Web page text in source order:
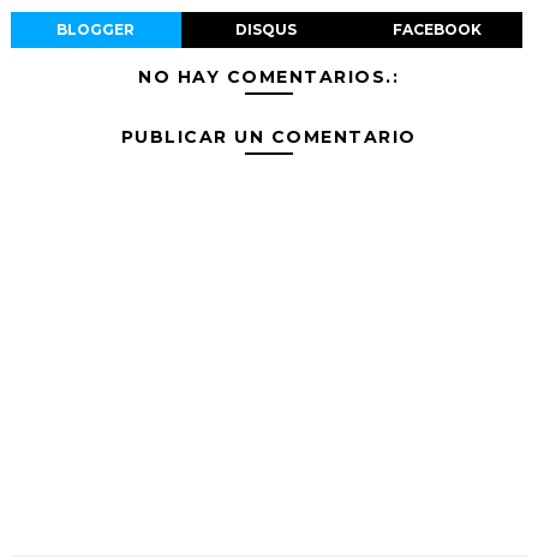
BLOGGER DISQUS FACEBOOK
NO HAY COMENTARIOS.:
PUBLICAR UN COMENTARIO